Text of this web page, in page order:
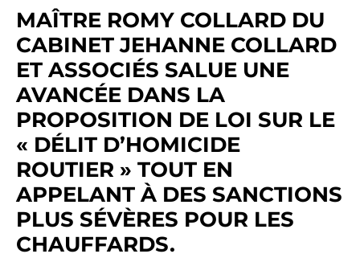
MAÎTRE ROMY COLLARD DU
CABINET JEHANNE COLLARD
ET ASSOCIÉS SALUE UNE
AVANCÉE DANS LA
PROPOSITION DE LOI SUR LE
« DÉLIT D’HOMICIDE
ROUTIER » TOUT EN
APPELANT À DES SANCTIONS
PLUS SÉVÈRES POUR LES
CHAUFFARDS.